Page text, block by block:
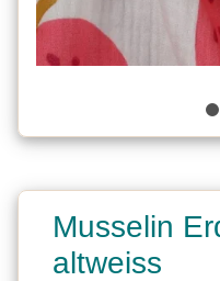
Musselin
altweiss